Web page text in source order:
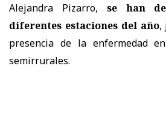
Alejandra Pizarro, se han
diferentes estaciones del año,
presencia de la enfermedad
semirrurales.